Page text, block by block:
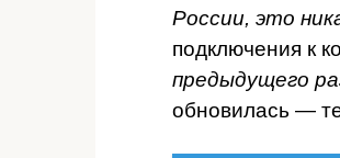
России, это
подключения к
предыдущего
обновилась —